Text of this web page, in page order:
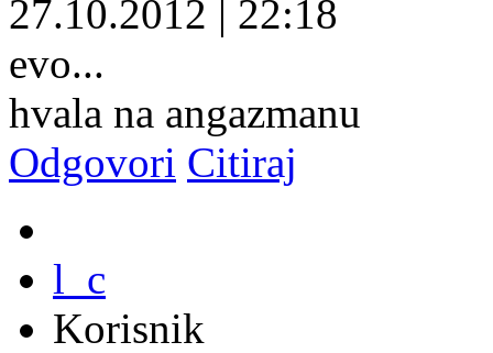
27.10.2012
22:18
evo...
hvala na angazmanu
Odgovori Citiraj
l_c
Korisnik